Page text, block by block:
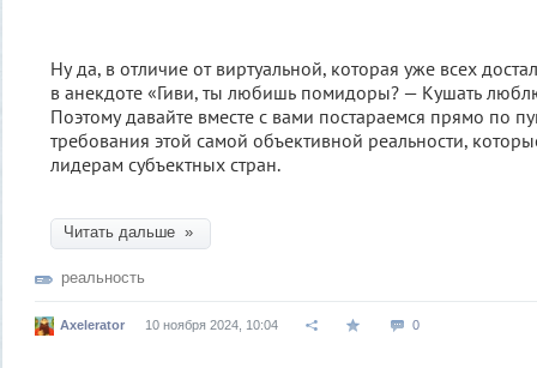
Ну да, в отличие от виртуальной, которая уже всех
в анекдоте «Гиви, ты любишь помидоры? — Кушать
Поэтому давайте вместе с вами постараемся прямо по
требования этой самой объективной реальности,
лидерам субъектных стран.
Читать дальше »
реальность
Axelerator 10 ноября 2024, 10:04 0